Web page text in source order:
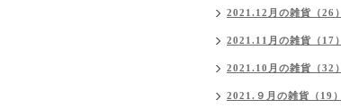
2021.12月の雑貨（26）
2021.11月の雑貨（17）
2021.10月の雑貨（32）
2021.９月の雑貨（19）